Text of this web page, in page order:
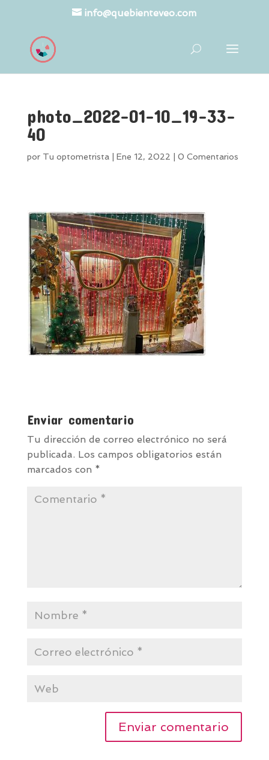
info@quebienteveo.com
photo_2022-01-10_19-33-
40
por Tu optometrista| Ene 12, 2022 0 Comentarios
Enviar comentario
Tu dirección de correo electrónico no será
publicada. Los campos obligatorios están
marcados con *